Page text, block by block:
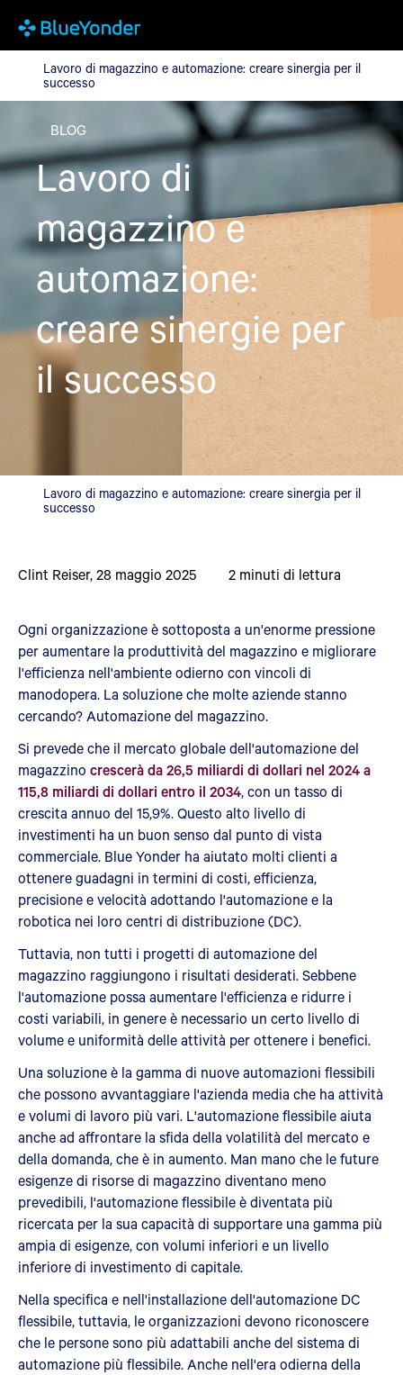
Lavoro di magazzino e automazione: creare sinergia per il
Lavoro di magazzino e automazione: creare sinergia per il
successo
BLOG
Lavoro di
magazzino e
automazione:
creare sinergie per
il successo
Lavoro di magazzino e automazione: creare sinergia per il
successo
Clint Reiser,28 maggio 2025 2 minuti di lettura
Ogni organizzazione è sottoposta a un'enorme pressione
per aumentare la produttività del magazzino e migliorare
l'efficienza nell'ambiente odierno con vincoli di
manodopera. La soluzione che molte aziende stanno
cercando? Automazione del magazzino.
Si prevede che il mercato globale dell'automazione del
magazzino crescerà da 26,5 miliardi di dollari nel 2024 a
115,8 miliardi di dollari entro il 2034, con un tasso di
crescita annuo del 15,9%. Questo alto livello di
investimenti ha un buon senso dal punto di vista
commerciale. Blue Yonder ha aiutato molti clienti a
ottenere guadagni in termini di costi, efficienza,
precisione e velocità adottando l'automazione e la
robotica nei loro centri di distribuzione (DC).
Tuttavia, non tutti i progetti di automazione del
magazzino raggiungono i risultati desiderati. Sebbene
l'automazione possa aumentare l'efficienza e ridurre i
costi variabili, in genere è necessario un certo livello di
volume e uniformità delle attività per ottenere i benefici.
Una soluzione è la gamma di nuove automazioni flessibili
che possono avvantaggiare l'azienda media che ha attività
e volumi di lavoro più vari. L'automazione flessibile aiuta
anche ad affrontare la sfida della volatilità del mercato e
della domanda, che è in aumento. Man mano che le future
esigenze di risorse di magazzino diventano meno
prevedibili, l'automazione flessibile è diventata più
ricercata per la sua capacità di supportare una gamma più
ampia di esigenze, con volumi inferiori e un livello
inferiore di investimento di capitale.
Nella specifica e nell'installazione dell'automazione DC
flessibile, tuttavia, le organizzazioni devono riconoscere
che le persone sono più adattabili anche del sistema di
automazione più flessibile. Anche nell'era odierna della